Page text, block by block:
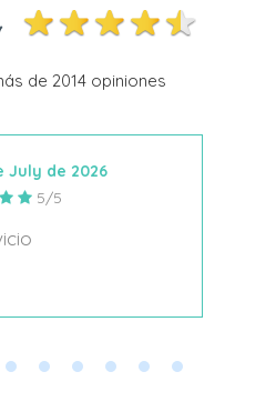
de 2014opiniones
July de 2026
5/5